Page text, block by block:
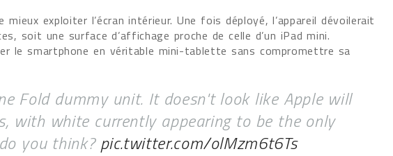
exploiter l’écran intérieur. Une fois déployé, l’appareil dévoilerait
soit une surface d’affichage proche de celle d’un iPad mini.
le smartphone en véritable mini-tablette sans compromettre sa
Fold dummy unit. It doesn't look like Apple will
with white currently appearing to be the only
you think?pic.twitter.com/olMzm6t6Ts